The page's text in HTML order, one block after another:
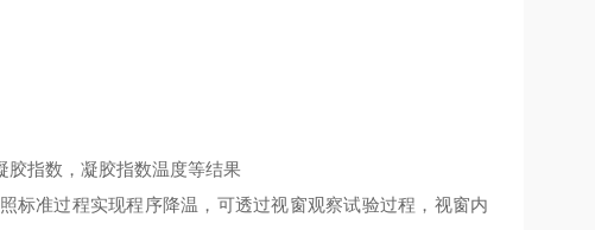
胶指数，凝胶指数温度等结果
标准过程实现程序降温，可透过视窗观察试验过程，视窗内